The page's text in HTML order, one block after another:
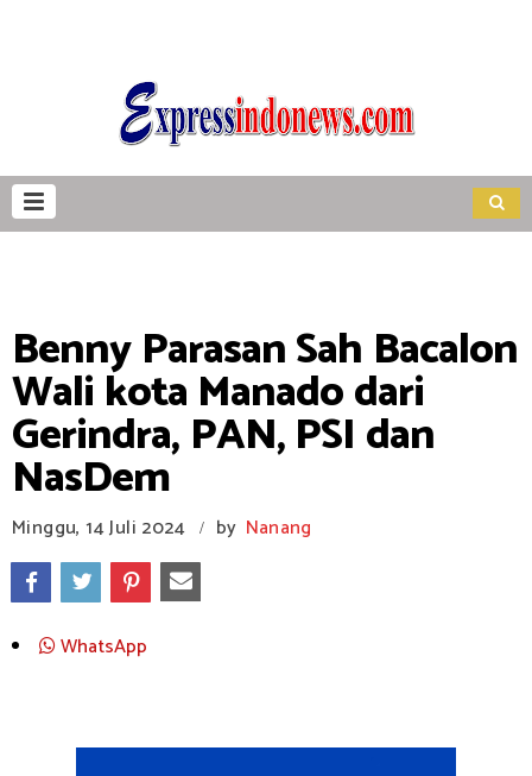
Benny Parasan Sah Bacalon
Wali kota Manado dari
Gerindra, PAN, PSI dan
NasDem
Minggu, 14 Juli 2024 / by Nanang
WhatsApp